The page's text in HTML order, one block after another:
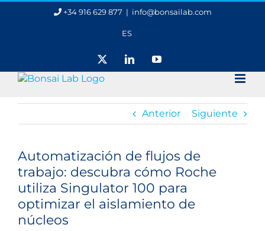
Saltar
+34 916 629 877 | info@bonsailab.com
ES
LinkedInYouTube
Anterior
Siguiente
más
grande
Automatización de flujos de
trabajo: descubra cómo Roche
utiliza Singulator 100 para
optimizar el aislamiento de
núcleos